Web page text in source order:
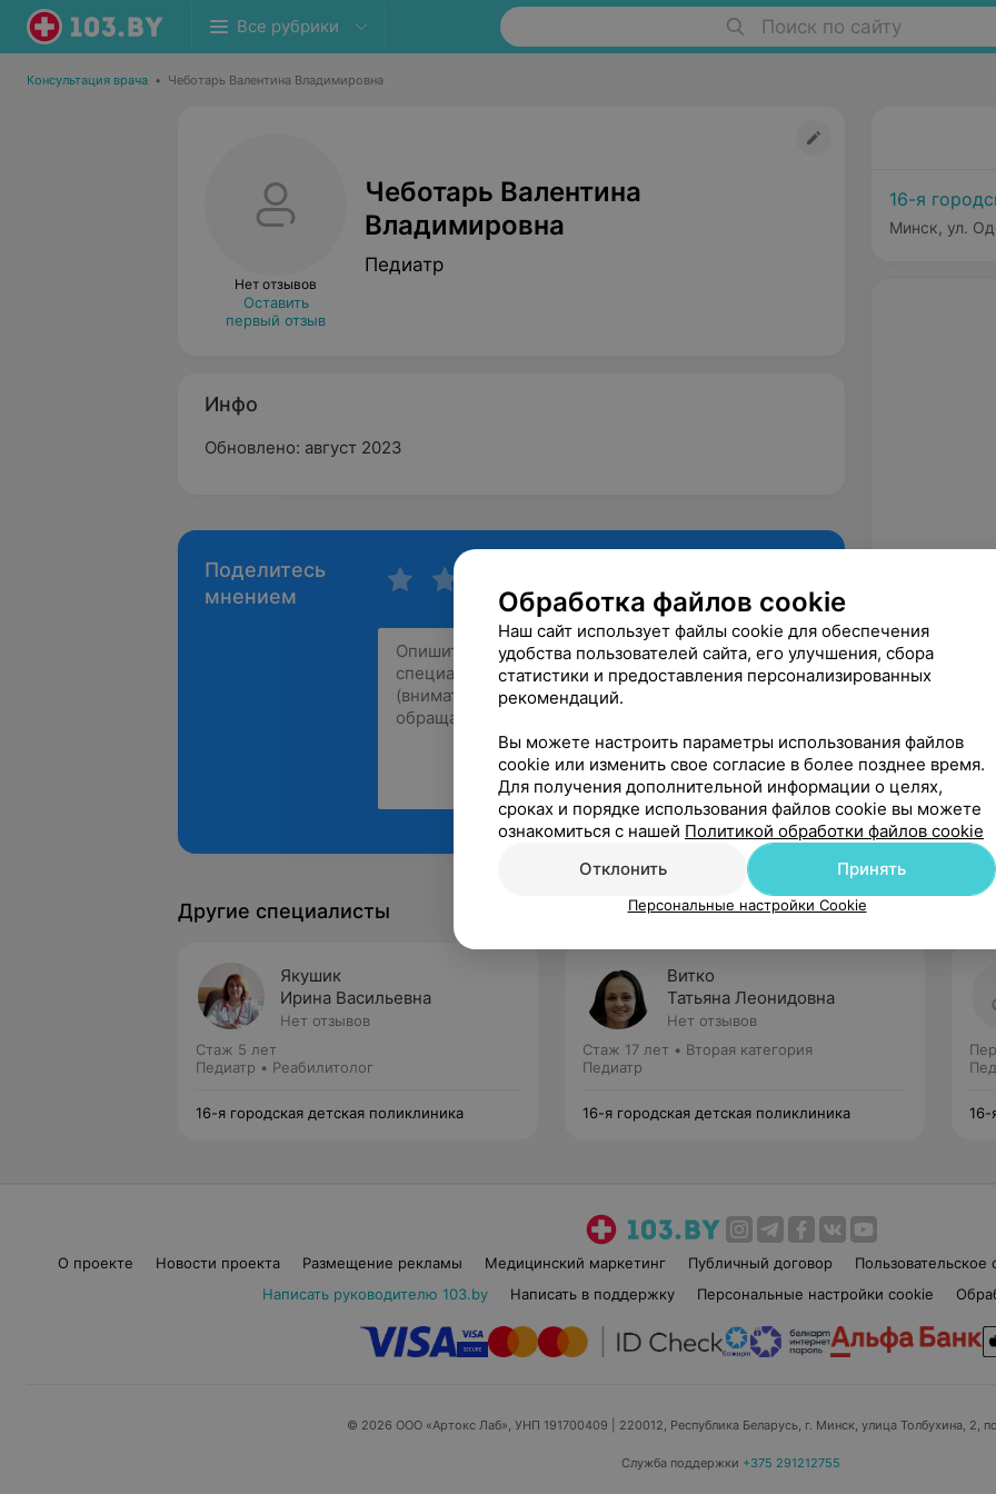
Все рубрики Поиск по сайту
Консультация врача • Чеботарь Валентина Владимировна
Нет отзывов
Оставить
первый отзыв
Чеботарь Валентина
Владимировна
Педиатр
Инфо
Обновлено: август 2023
Поделитесь
мнением
Рекомендую
16-я
Минск, ул.
Другие специалисты
Якушик
Ирина Васильевна
Нет отзывов
Стаж 5 лет
Педиатр • Реабилитолог
16-я городская детская поликлиника
Витко
Татьяна Леонидовна
Нет отзывов
Стаж 17 лет • Вторая категория
Педиатр
16-я городская детская поликлиника 16-
О проекте Новости проекта Размещение рекламы Медицинский маркетинг Публичный договор Пользовательское
Написать руководителю 103.by
Написать в поддержку Персональные настройки cookie
© 2026 ООО «Артокс Лаб», УНП 191700409 | 220012, Республика Беларусь, г. Минск, улица Толбухина, 2,
Служба поддержки +375 291212755
Обработка файлов cookie
Наш сайт использует файлы cookie для обеспечения
удобства пользователей сайта, его улучшения, сбора
статистики и предоставления персонализированных
рекомендаций.
Вы можете настроить параметры использования файлов
cookie или изменить свое согласие в более позднее время.
Для получения дополнительной информации о целях,
сроках и порядке использования файлов cookie вы можете
ознакомиться с нашей Политикой обработки файлов cookie
Отклонить
Принять
Персональные настройки Cookie